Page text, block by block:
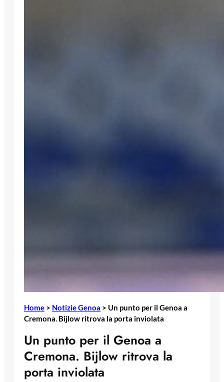
Home > Notizie Genoa > Un punto per il Genoa a
Cremona. Bijlow ritrova la porta inviolata
Un punto per il Genoa a
Cremona. Bijlow ritrova la
porta inviolata